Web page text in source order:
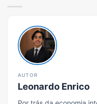
AUTOR
Leonardo Enrico